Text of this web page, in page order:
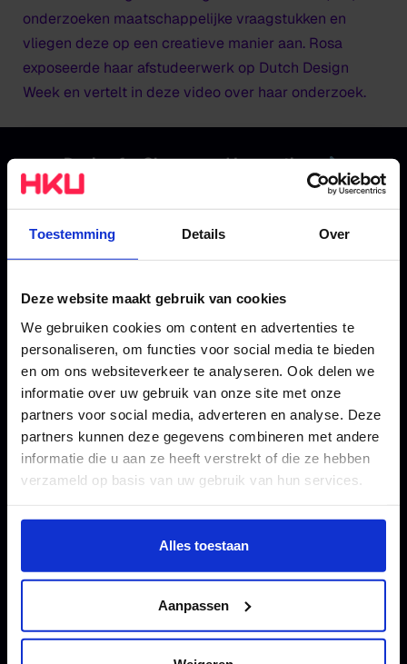
Toestemming Details Over
Deze website maakt gebruik van cookies
We gebruiken cookies om content en advertenties te
personaliseren, om functies voor social media te bieden
en om ons websiteverkeer te analyseren. Ook delen we
informatie over uw gebruik van onze site met onze
partners voor social media, adverteren en analyse. Deze
partners kunnen deze gegevens combineren met andere
informatie die u aan ze heeft verstrekt of die ze hebben
verzameld op basis van uw gebruik van hun services.
Wil je meer weten of de voorkeur aanpassen, bekijk dan
https://www.hku.nl/privacy-statement-en-
Alles toestaan
Aanpassen
onderzoeken maatschappelijke vraagstukken en
vliegen deze op een creatieve manier aan. Rosa
exposeerde haar afstudeerwerk op Dutch Design
Week en vertelt in deze video over haar onderzoek.
Design for Change and Innovation